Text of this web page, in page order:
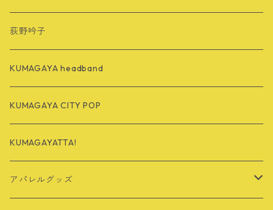
荻野吟子
KUMAGAYA headband
KUMAGAYA CITY POP
KUMAGAYATTA!
アパレルグッズ